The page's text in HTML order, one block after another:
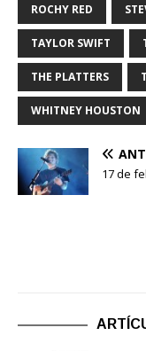
ROCHY RED
TAYLOR SWIFT
THE PLATTERS
WHITNEY HOUSTON
17 de